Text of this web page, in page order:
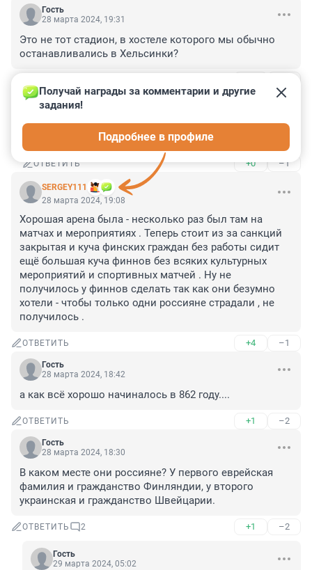
Гость
28 марта 2024, 19:31
Это не тот стадион, в хостеле которого мы обычно
останавливались в Хельсинки?
Гость
ОТВЕТИТЬ +0 –1
SERGEY111
Получай награды за комментарии и другие
задания!
Подробнее в профиле
28 марта 2024, 19:08
Хорошая арена была - несколько раз был там на
матчах и мероприятиях . Теперь стоит из за санкций
закрытая и куча финских граждан без работы сидит
ещё большая куча финнов без всяких культурных
мероприятий и спортивных матчей . Ну не
получилось у финнов сделать так как они безумно
хотели - чтобы только одни россияне страдали , не
получилось .
ОТВЕТИТЬ +4 –1
Гость
28 марта 2024, 18:42
а как всё хорошо начиналось в 862 году....
ОТВЕТИТЬ +1 –2
Гость
28 марта 2024, 18:30
В каком месте они россияне? У первого еврейская
фамилия и гражданство Финляндии, у второго
украинская и гражданство Швейцарии.
ОТВЕТИТЬ 2 +1 –2
Гость
29 марта 2024, 05:02